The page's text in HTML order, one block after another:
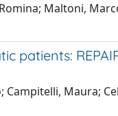
Maltoni,
patients:
Campitelli, Maura;